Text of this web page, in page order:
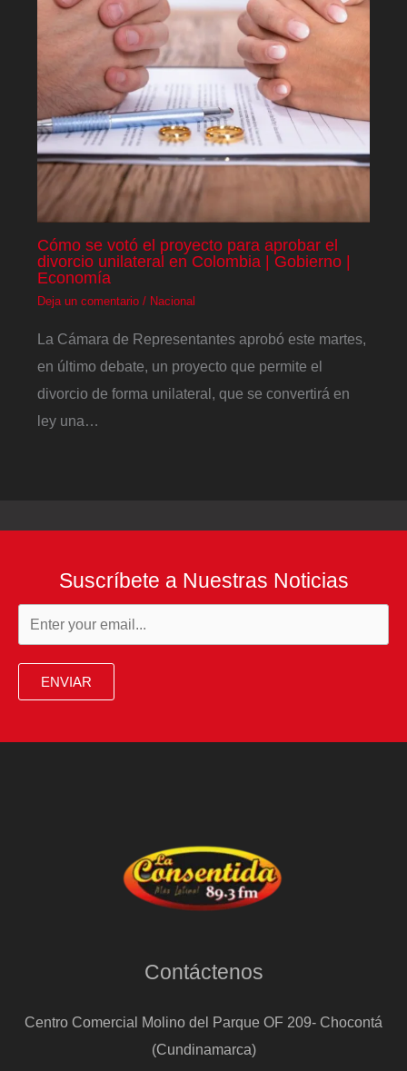
Cómo se votó el proyecto para aprobar el
divorcio unilateral en Colombia | Gobierno |
Economía
Deja un comentario / Nacional
La Cámara de Representantes aprobó este martes,
en último debate, un proyecto que permite el
divorcio de forma unilateral, que se convertirá en
ley una…
Suscríbete a Nuestras Noticias
ENVIAR
Contáctenos
Centro Comercial Molino del Parque OF 209- Chocontá
(Cundinamarca)